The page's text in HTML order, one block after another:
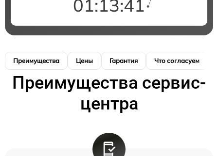
01:13:40
Преимущества Цены Гарантия Что согласуем
Преимущества сервис-
центра